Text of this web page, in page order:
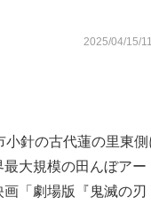
2025/04/15/
針の古代蓮の里東側
大規模の田んぼアー
「劇場版『鬼滅の刃